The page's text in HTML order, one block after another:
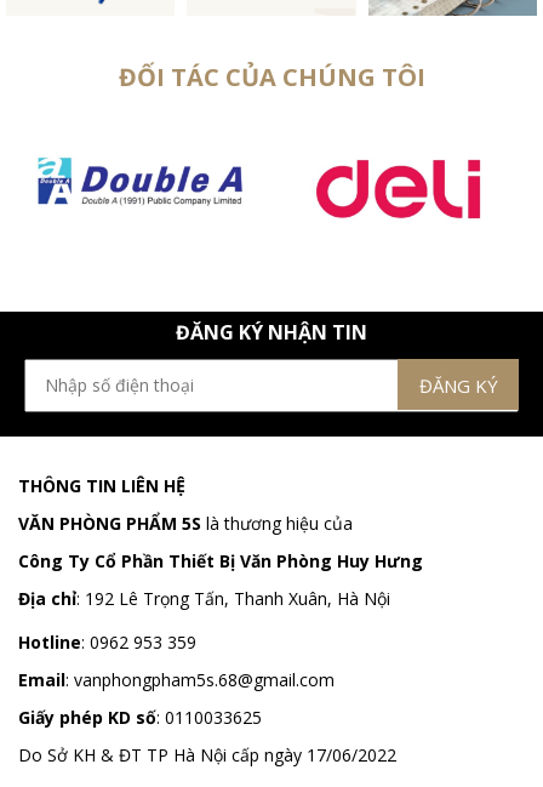
ĐỐI TÁC CỦA CHÚNG TÔI
ĐĂNG KÝ NHẬN TIN
THÔNG TIN LIÊN HỆ
VĂN PHÒNG PHẨM 5S là thương hiệu của
Công Ty Cổ Phần Thiết Bị Văn Phòng Huy Hưng
Địa chỉ: 192 Lê Trọng Tấn, Thanh Xuân, Hà Nội
Hotline: 0962 953 359
Email: vanphongpham5s.68@gmail.com
Giấy phép KD số: 0110033625
Do Sở KH & ĐT TP Hà Nội cấp ngày 17/06/2022